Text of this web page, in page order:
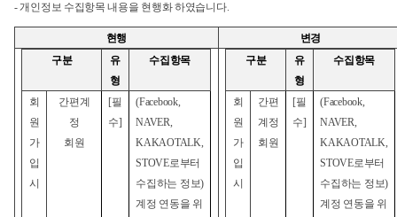
-개인정보 수집항목 내용을 현행화 하였습니다.
현행
변경
구분
유
형
수집항목
회
원
가
입
시
간편계
정
회원
[필
수]
(Facebook,
NAVER,
KAKAOTALK,
STOVE로부터
수집하는 정보)
계정 연동을 위
구분
유
형
수집항목
회
원
가
입
시
간편
계정
회원
[필
수]
(Facebook,
NAVER,
KAKAOTALK,
STOVE로부터
수집하는 정보)
계정 연동을 위